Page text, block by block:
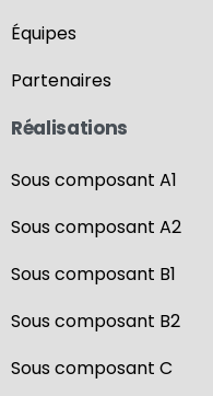
Équipes
Partenaires
Réalisations
Sous composant A1
Sous composant A2
Sous composant B1
Sous composant B2
Sous composant C